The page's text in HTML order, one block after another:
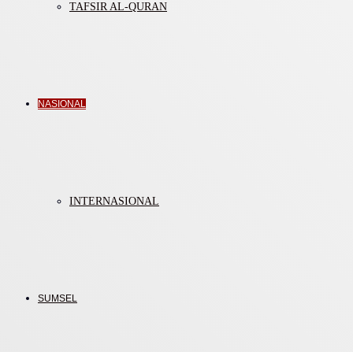
TAFSIR AL-QURAN
NASIONAL
INTERNASIONAL
SUMSEL